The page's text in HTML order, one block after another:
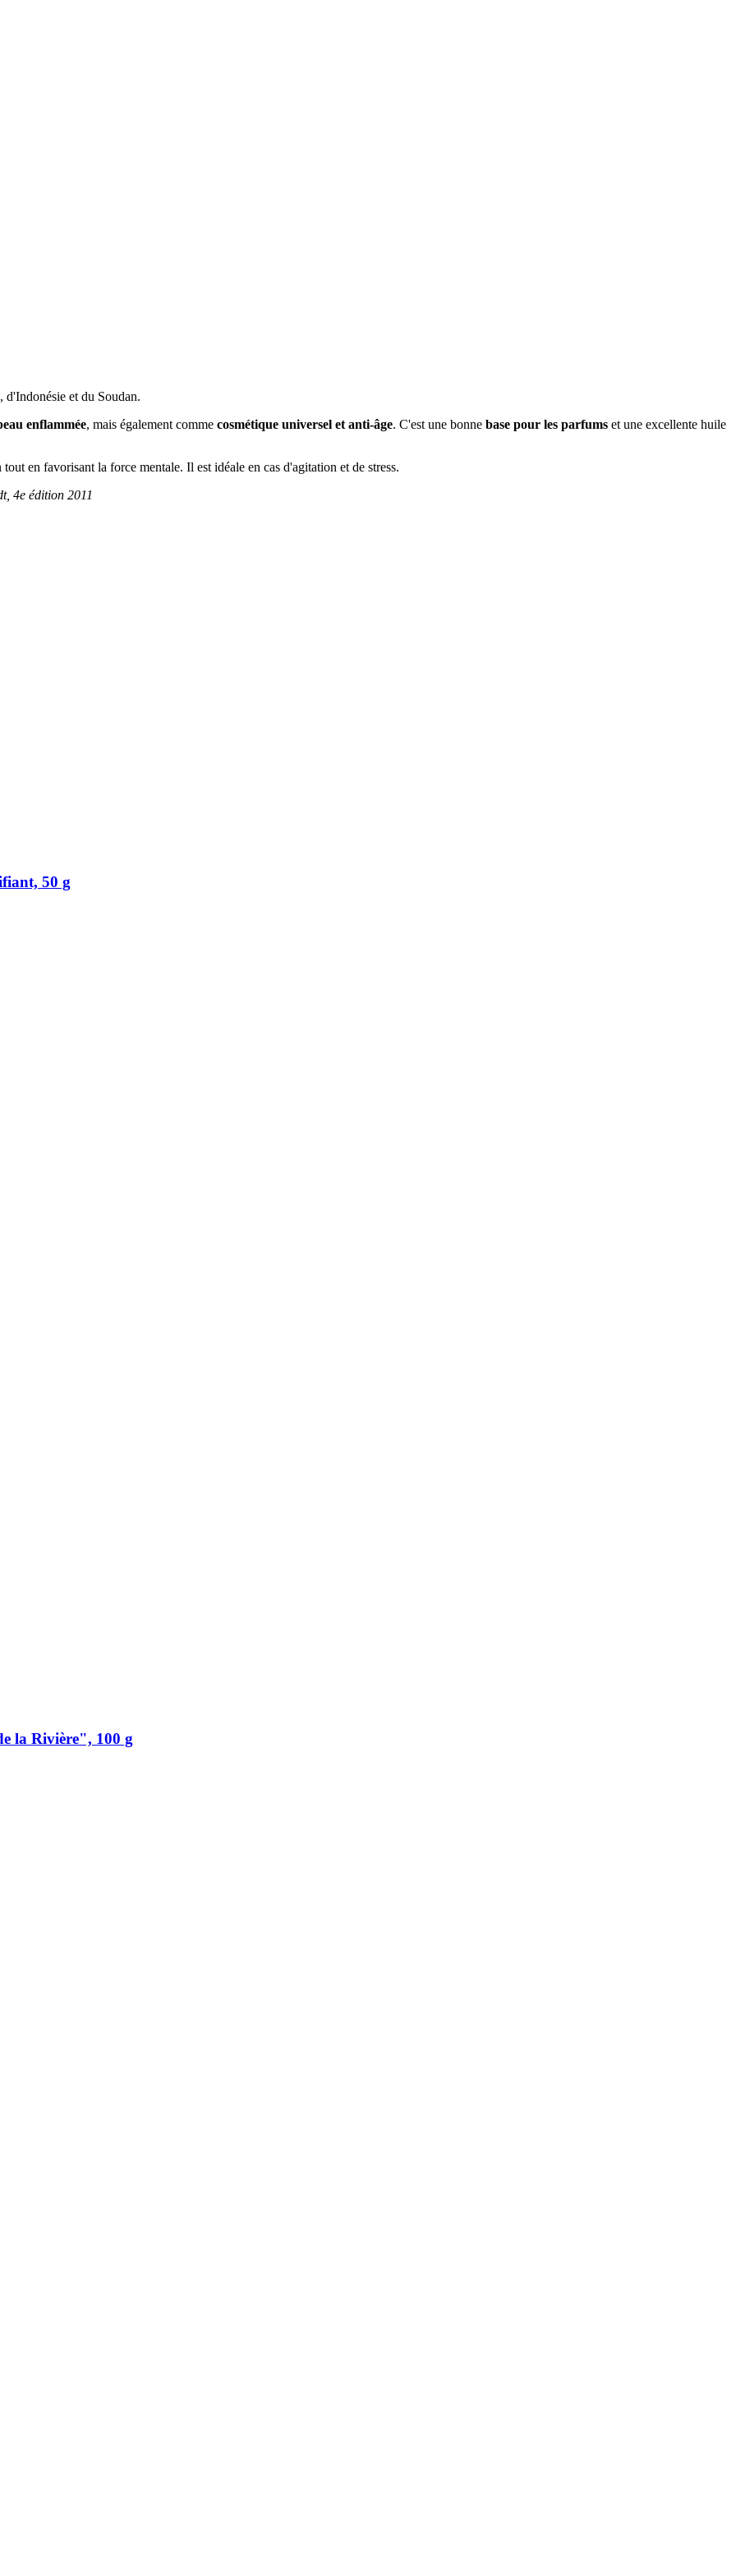
d'Indonésie et du Soudan.
enflammée, mais également comme cosmétique universel et anti-âge. C'est une bonne base pour les parfums et une excellente huile
en favorisant la force mentale. Il est idéale en cas d'agitation et de stress.
4e édition 2011
50 g
la Rivière", 100 g